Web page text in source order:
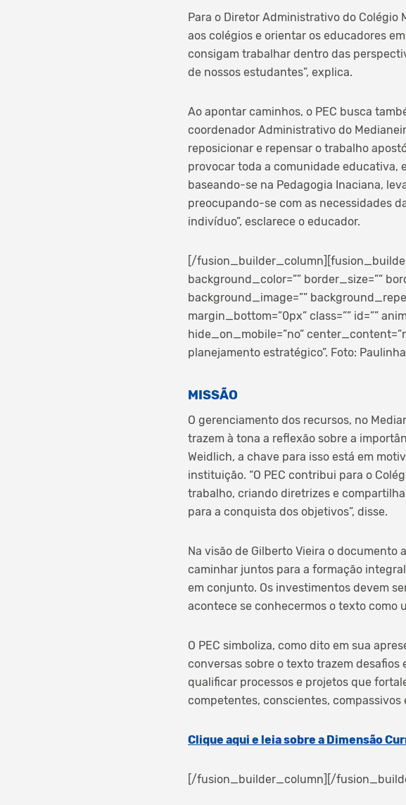
Para o Diretor Administrativo do Colégio
aos colégios e orientar os educadores
consigam trabalhar dentro das
de nossos estudantes”, explica.
Ao apontar caminhos, o PEC busca
coordenador Administrativo do
reposicionar e repensar o trabalho
provocar toda a comunidade educativa,
baseando-se na Pedagogia Inaciana,
preocupando-se com as necessidades
indivíduo”, esclarece o educador.
[/
background_color=”” border_size=””
background_image=””
margin_bottom=”0px” class=”” id=””
hide_on_mobile=”no”
planejamento estratégico”. Foto:
MISSÃO
O gerenciamento dos recursos, no
trazem à tona a reflexão sobre a
Weidlich, a chave para isso está em
instituição. “O PEC contribui para o
trabalho, criando diretrizes e
para a conquista dos objetivos”, disse.
Na visão de Gilberto Vieira o
caminhar juntos para a formação
em conjunto. Os investimentos devem
acontece se conhecermos o texto como
O PEC simboliza, como dito em sua
conversas sobre o texto trazem
qualificar processos e projetos que
competentes, conscientes, compassivos
Clique aqui e leia sobre a Dimensão
[/fusion_builder_column][/